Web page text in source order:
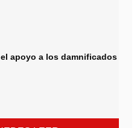
apoyo a los damnificados